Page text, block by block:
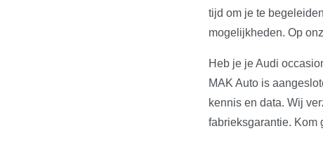
tijd om je te
mogelijkheden. Op
Heb je je Audi
MAK Auto is
kennis en data. Wij
fabrieksgarantie. Kom